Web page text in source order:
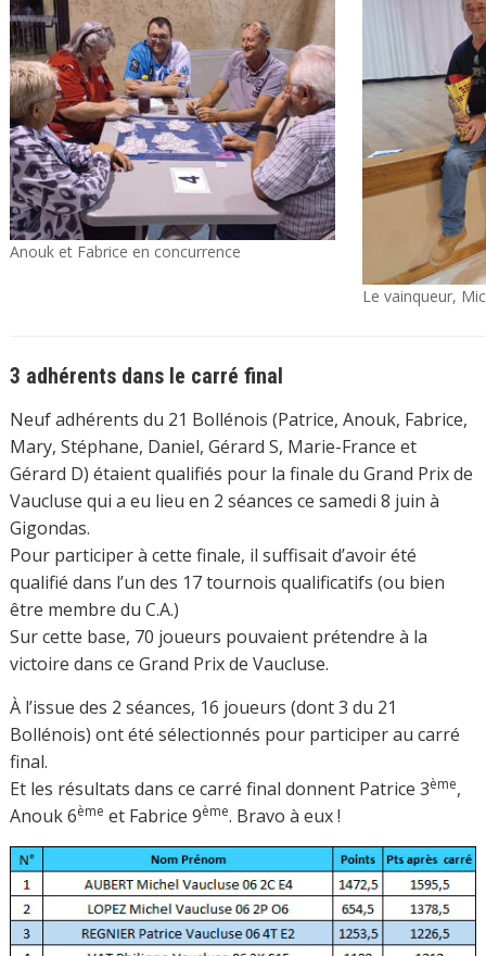
Anouk et Fabrice en concurrence
Le vainqueur,
3 adhérents dans le carré final
Neuf adhérents du 21 Bollénois (Patrice, Anouk, Fabrice,
Mary, Stéphane, Daniel, Gérard S, Marie-France et
Gérard D) étaient qualifiés pour la finale du Grand Prix de
Vaucluse qui a eu lieu en 2 séances ce samedi 8 juin à
Gigondas.
Pour participer à cette finale, il suffisait d’avoir été
qualifié dans l’un des 17 tournois qualificatifs (ou bien
être membre du C.A.)
Sur cette base, 70 joueurs pouvaient prétendre à la
victoire dans ce Grand Prix de Vaucluse.
À l’issue des 2 séances, 16 joueurs (dont 3 du 21
Bollénois) ont été sélectionnés pour participer au carré
final.
Et les résultats dans ce carré final donnent Patrice 3ème,
Anouk 6ème et Fabrice 9ème. Bravo à eux !